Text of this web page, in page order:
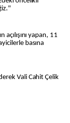
yapan, 11
basına
Vali Cahit Çelik